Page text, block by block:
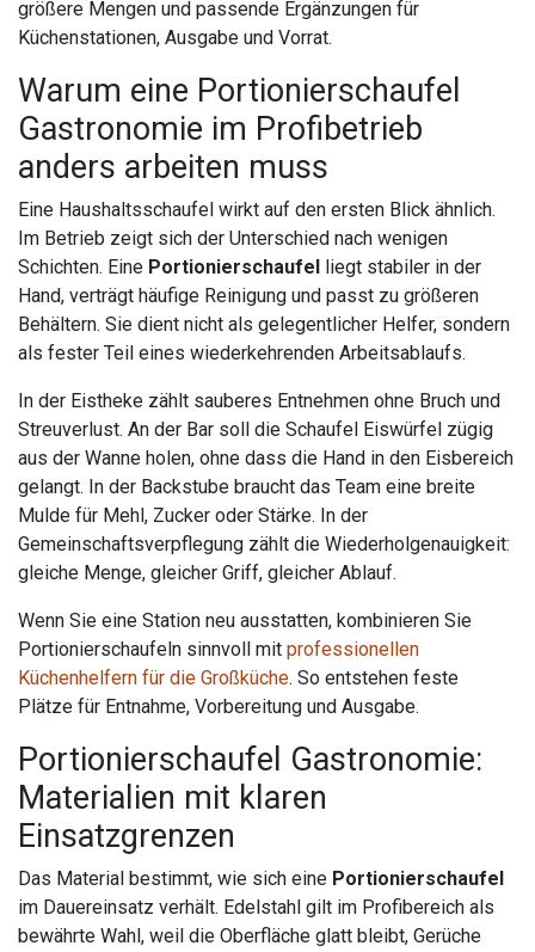
größere Mengen und passende Ergänzungen für
Küchenstationen, Ausgabe und Vorrat.
Warum eine Portionierschaufel
Gastronomie im Profibetrieb
anders arbeiten muss
Eine Haushaltsschaufel wirkt auf den ersten Blick ähnlich.
Im Betrieb zeigt sich der Unterschied nach wenigen
Schichten. Eine Portionierschaufel
liegt stabiler in der
Hand, verträgt häufige Reinigung und passt zu größeren
Behältern. Sie dient nicht als gelegentlicher Helfer, sondern
als fester Teil eines wiederkehrenden Arbeitsablaufs.
In der Eistheke zählt sauberes Entnehmen ohne Bruch und
Streuverlust. An der Bar soll die Schaufel Eiswürfel zügig
aus der Wanne holen, ohne dass die Hand in den Eisbereich
gelangt. In der Backstube braucht das Team eine breite
Mulde für Mehl, Zucker oder Stärke. In der
Gemeinschaftsverpflegung zählt die Wiederholgenauigkeit:
gleiche Menge, gleicher Griff, gleicher Ablauf.
Wenn Sie eine Station neu ausstatten, kombinieren Sie
Portionierschaufeln sinnvoll mit professionellen
Küchenhelfern für die Großküche. So entstehen feste
Plätze für Entnahme, Vorbereitung und Ausgabe.
Portionierschaufel Gastronomie:
Materialien mit klaren
Einsatzgrenzen
Das Material bestimmt, wie sich eine Portionierschaufel
im Dauereinsatz verhält. Edelstahl gilt im Profibereich als
bewährte Wahl, weil die Oberfläche glatt bleibt, Gerüche